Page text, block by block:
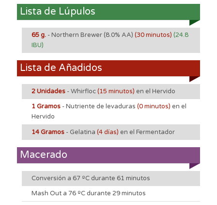
Lista de Lúpulos
65 g. - Northern Brewer (8.0% AA) (30 minutos) (24.8
IBU)
Lista de Añadidos
2 Unidades - Whirfloc(15 minutos) en el Hervido
1 Gramos - Nutriente de levaduras (0 minutos) en el
Hervido
14 Gramos - Gelatina (4 días) en el Fermentador
Macerado
Conversión a 67 ºC durante 61 minutos
Mash Out a 76 ºC durante 29 minutos